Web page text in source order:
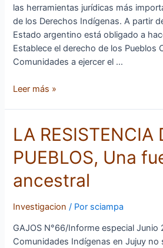
las herramientas jurídicas más
de los Derechos Indígenas. A partir
Estado argentino está obligado a
Establece el derecho de los Pueblos
Comunidades a ejercer el …
la
OIT
sobre
los
Pueblos
yLeer más »
LA RESISTENCIA
PUEBLOS, Una
ancestral
Investigacion / Por sciampa
GAJOS N°66/Informe especial Junio
Comunidades Indígenas en Jujuy no
LA
RESISTENCIA
DE
PUEBLOS,
fuerza
ancestral